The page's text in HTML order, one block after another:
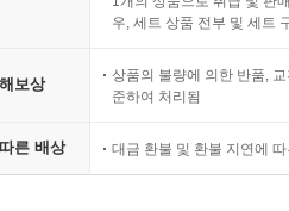
우, 세트 상품 전부 및 세트
보상
상품의 불량에 의한 반품,
준하여 처리됨
른 배상 대금 환불 및 환불 지연에